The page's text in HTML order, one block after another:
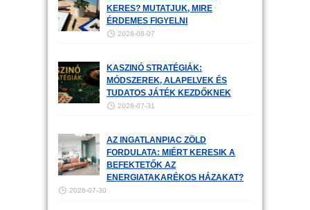
KERES? MUTATJUK, MIRE
ÉRDEMES FIGYELNI
2026-08-07
KASZINÓ STRATÉGIÁK:
MÓDSZEREK, ALAPELVEK ÉS
TUDATOS JÁTÉK KEZDŐKNEK
2026-07-31
AZ INGATLANPIAC ZÖLD
FORDULATA: MIÉRT KERESIK A
BEFEKTETŐK AZ
ENERGIATAKARÉKOS HÁZAKAT?
2026-07-30